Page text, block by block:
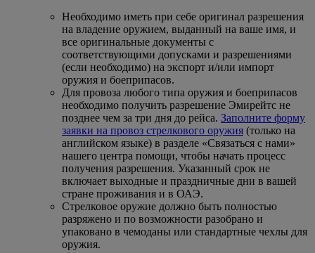
Необходимо иметь при себе оригинал разрешения
на владение оружием, выданный на ваше имя, и
все оригинальные документы с
соответствующими допусками и разрешениями
(если необходимо) на экспорт и/или импорт
оружия и боеприпасов.
Для провоза любого типа оружия и боеприпасов
необходимо получить разрешение Эмирейтс не
позднее чем за три дня до рейса. Заполните форму
заявки на провоз стрелкового оружия (только на
английском языке) в разделе «Связаться с нами»
нашего центра помощи, чтобы начать процесс
получения разрешения. Указанный срок не
включает выходные и праздничные дни в вашей
стране проживания и в ОАЭ.
Стрелковое оружие должно быть полностью
разряжено и по возможности разобрано и
упаковано в чемоданы или стандартные чехлы для
оружия.